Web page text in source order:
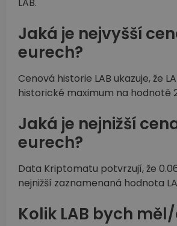
LAB.
Jaká je nejvyšší
eurech?
Cenová historie LAB ukazuje, že
historické maximum na hodnotě
Jaká je nejnižší
eurech?
Data Kriptomatu potvrzují, že
nejnižší zaznamenaná hodnota
Kolik LAB bych